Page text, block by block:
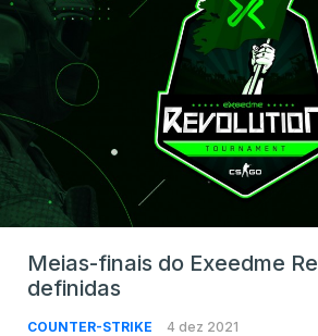
Meias-finais do Exeedme
definidas
COUNTER-STRIKE 4 dez 2021